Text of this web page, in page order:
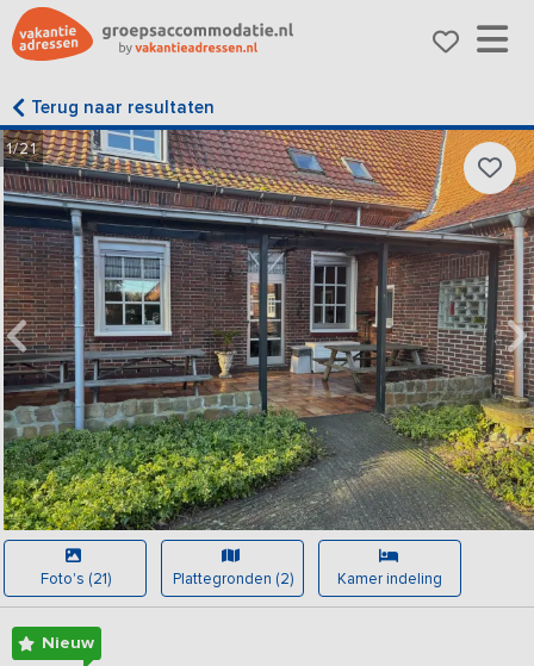
Terug naar resultaten
1/21
Foto's (21) Plattegronden (2) Kamer indeling
Nieuw